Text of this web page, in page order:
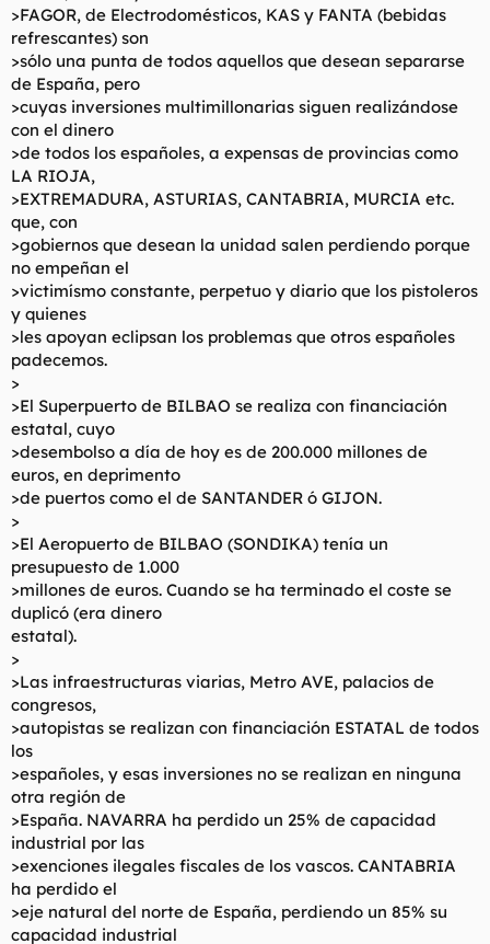
>FAGOR, de Electrodomésticos, KAS y FANTA (bebidas
refrescantes) son
>sólo una punta de todos aquellos que desean separarse
de España, pero
>cuyas inversiones multimillonarias siguen realizándose
con el dinero
>de todos los españoles, a expensas de provincias como
LA RIOJA,
>EXTREMADURA, ASTURIAS, CANTABRIA, MURCIA etc.
que, con
>gobiernos que desean la unidad salen perdiendo porque
no empeñan el
>victimísmo constante, perpetuo y diario que los pistoleros
y quienes
>les apoyan eclipsan los problemas que otros españoles
padecemos.
>
>El Superpuerto de BILBAO se realiza con financiación
estatal, cuyo
>desembolso a día de hoy es de 200.000 millones de
euros, en deprimento
>de puertos como el de SANTANDER ó GIJON.
>
>El Aeropuerto de BILBAO (SONDIKA) tenía un
presupuesto de 1.000
>millones de euros. Cuando se ha terminado el coste se
duplicó (era dinero
estatal).
>
>Las infraestructuras viarias, Metro AVE, palacios de
congresos,
>autopistas se realizan con financiación ESTATAL de todos
los
>españoles, y esas inversiones no se realizan en ninguna
otra región de
>España. NAVARRA ha perdido un 25% de capacidad
industrial por las
>exenciones ilegales fiscales de los vascos. CANTABRIA
ha perdido el
>eje natural del norte de España, perdiendo un 85% su
capacidad industrial